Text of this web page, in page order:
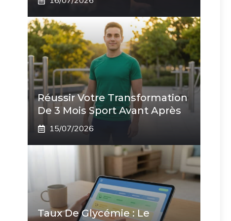
Réussir Votre Transformation
De 3 Mois Sport Avant Après
15/07/2026
Taux De Glycémie : Le